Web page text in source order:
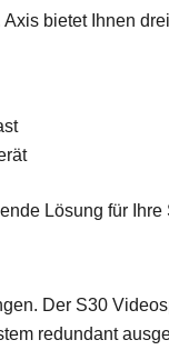
bietet Ihnen
Lösung für
Der S30
redundant